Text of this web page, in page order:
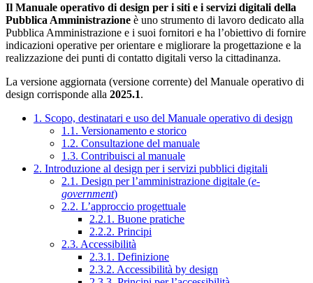
Il Manuale operativo di design per i siti e i servizi digitali della
Pubblica Amministrazione è uno strumento di lavoro dedicato alla
Pubblica Amministrazione e i suoi fornitori e ha l’obiettivo di fornire
indicazioni operative per orientare e migliorare la progettazione e la
realizzazione dei punti di contatto digitali verso la cittadinanza.
La versione aggiornata (versione corrente) del Manuale operativo di
design corrisponde alla 2025.1.
1. Scopo, destinatari e uso del Manuale operativo di design
1.1. Versionamento e storico
1.2. Consultazione del manuale
1.3. Contribuisci al manuale
2. Introduzione al design per i servizi pubblici digitali
2.1. Design per l’amministrazione digitale (e-
government)
2.2. L’approccio progettuale
2.2.1. Buone pratiche
2.2.2. Principi
2.3. Accessibilità
2.3.1. Definizione
2.3.2. Accessibilità by design